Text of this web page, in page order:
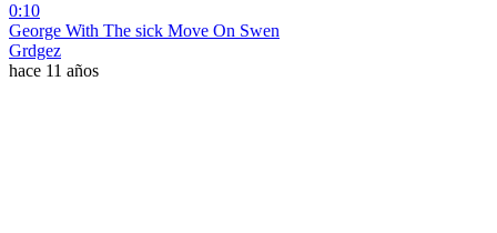
0:10
George With The sick Move On Swen
Grdgez
hace 11 años